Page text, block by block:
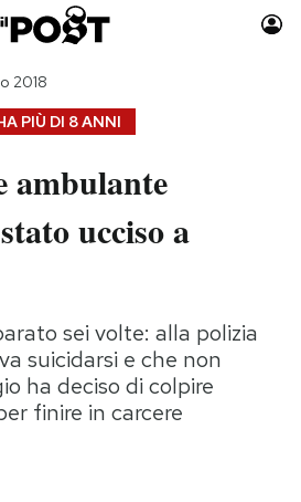
Moda
Consumismi
Media
Europa
Altrecose
PIÙ DI 8 ANNI
2018
ambulante
ucciso a
sei volte: alla polizia
suicidarsi e che non
ha deciso di colpire
finire in carcere